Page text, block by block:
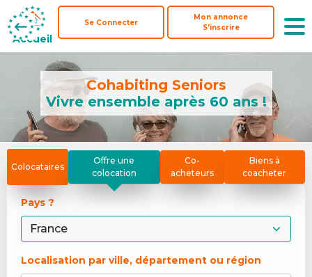
Accueil
Se Connecter
Mon annonce
S'inscrire
Accueil
Se Connecter
Mon annonce
S'inscrire
Cohabiting Seniors
Vivre ensemble après 60 ans !
Colocataires
Offre une
colocation
Co-
acheteurs
Biens à
coacheter
Pays ?
Localisation par ville, département ou région